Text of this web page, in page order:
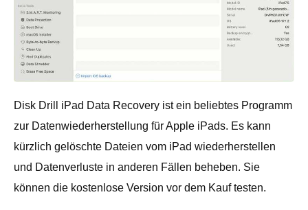
Disk Drill iPad Data Recovery ist ein beliebtes Programm
zur Datenwiederherstellung für Apple iPads. Es kann
kürzlich gelöschte Dateien vom iPad wiederherstellen
und Datenverluste in anderen Fällen beheben. Sie
können die kostenlose Version vor dem Kauf testen.